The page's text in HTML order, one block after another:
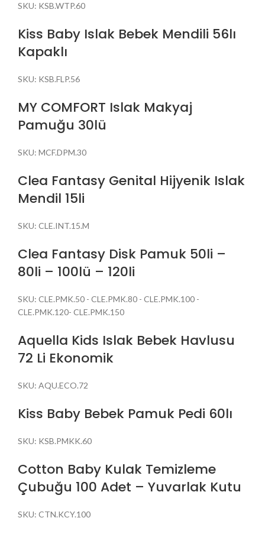
SKU: KSB.WTP.60
Kiss Baby Islak Bebek Mendili 56lı
Kapaklı
SKU: KSB.FLP.56
MY COMFORT Islak Makyaj
Pamuğu 30lü
SKU: MCF.DPM.30
Clea Fantasy Genital Hijyenik Islak
Mendil 15li
SKU: CLE.INT.15.M
Clea Fantasy Disk Pamuk 50li –
80li – 100lü – 120li
SKU: CLE.PMK.50 - CLE.PMK.80 - CLE.PMK.100 -
CLE.PMK.120- CLE.PMK.150
Aquella Kids Islak Bebek Havlusu
72 Li Ekonomik
SKU: AQU.ECO.72
Kiss Baby Bebek Pamuk Pedi 60lı
SKU: KSB.PMKK.60
Cotton Baby Kulak Temizleme
Çubuğu 100 Adet – Yuvarlak Kutu
SKU: CTN.KCY.100